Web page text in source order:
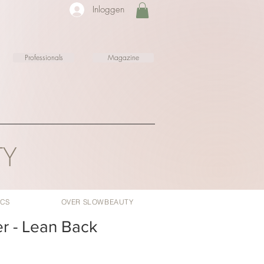
Inloggen
Professionals Magazine
OVER SLOWBEAUTY
- Lean Back